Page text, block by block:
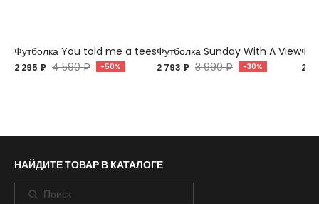
Футболка You told me a tees
2 295 ₽ 4 590 ₽ -50%
Футболка Sunday With A View
2 793 ₽ 3 990 ₽ -30% 2
НАЙДИТЕ ТОВАР В КАТАЛОГЕ